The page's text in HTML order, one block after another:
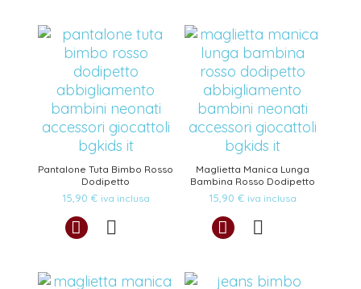
Pantalone Tuta Bimbo Rosso
Dodipetto
15,90 € iva inclusa
Maglietta Manica Lunga
Bambina Rosso Dodipetto
15,90 € iva inclusa